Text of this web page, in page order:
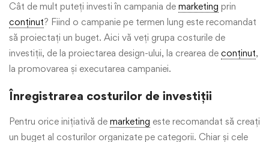
Cât de mult puteți investi în campania de marketing prin
conținut? Fiind o campanie pe termen lung este recomandat
să proiectați un buget. Aici vă veți grupa costurile de
investiții, de la proiectarea design-ului, la crearea de conținut,
la promovarea și executarea campaniei.
Înregistrarea costurilor de investiții
Pentru orice inițiativă de marketing este recomandat să creați
un buget al costurilor organizate pe categorii. Chiar și cele